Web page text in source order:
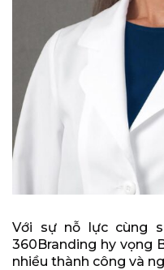
Với sự nỗ lực cùng
360Branding hy vọng
nhiều thành công và